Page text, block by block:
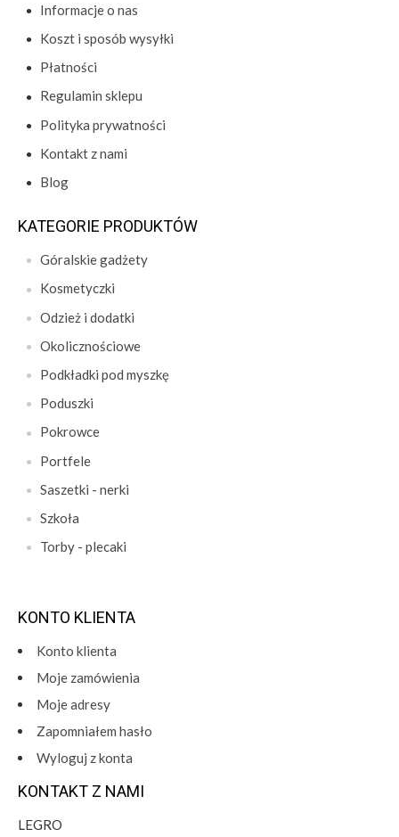
Informacje o nas
Koszt i sposób wysyłki
Płatności
Regulamin sklepu
Polityka prywatności
Kontakt z nami
Blog
KATEGORIE PRODUKTÓW
Góralskie gadżety
Kosmetyczki
Odzież i dodatki
Okolicznościowe
Podkładki pod myszkę
Poduszki
Pokrowce
Portfele
Saszetki - nerki
Szkoła
Torby - plecaki
KONTO KLIENTA
Konto klienta
Moje zamówienia
Moje adresy
Zapomniałem hasło
Wyloguj z konta
KONTAKT Z NAMI
LEGRO